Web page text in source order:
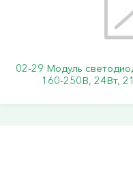
02-29 Модуль
160-250В, 24Вт,